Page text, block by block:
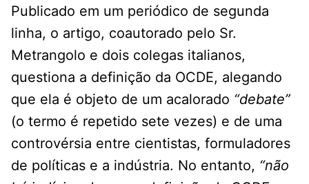
Publicado em um periódico de segunda
linha, o artigo, coautorado pelo Sr.
Metrangolo e dois colegas italianos,
questiona a definição da OCDE, alegando
que ela é objeto de um acalorado “debate”
(o termo é repetido sete vezes) e de uma
controvérsia entre cientistas, formuladores
de políticas e a indústria. No entanto, “não